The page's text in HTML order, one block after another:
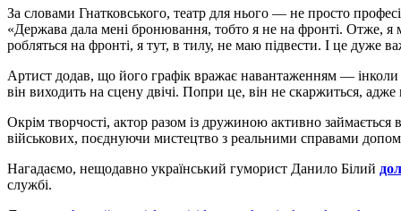
За словами Гнатковського, театр для нього — не просто
«Держава дала мені бронювання, тобто я не на фронті. Отже, я
робляться на фронті, я тут, в тилу, не маю підвести. І це дуже
Артист додав, що його графік вражає навантаженням — інколи
він виходить на сцену двічі. Попри це, він не скаржиться,
Окрім творчості, актор разом із дружиною активно
військових, поєднуючи мистецтво з реальними справами
Нагадаємо, нещодавно український гуморист Данило Білий
службі.